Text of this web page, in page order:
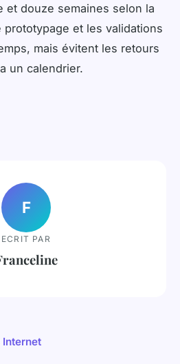
et douze semaines selon la
prototypage et les validations
mais évitent les retours
un calendrier.
F
ECRIT PAR